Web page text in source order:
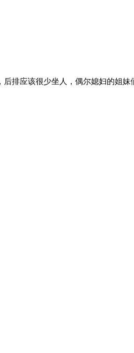
排应该很少坐人，偶尔媳妇的姐妹